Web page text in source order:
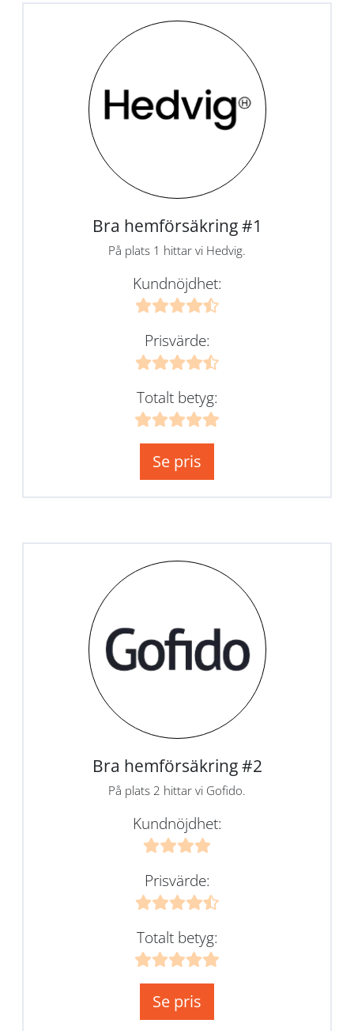
Bra hemförsäkring #1
På plats 1 hittar vi Hedvig.
Kundnöjdhet:
Prisvärde:
Totalt betyg:
Se pris
Bra hemförsäkring #2
På plats 2 hittar vi Gofido.
Kundnöjdhet:
Prisvärde:
Totalt betyg:
Se pris